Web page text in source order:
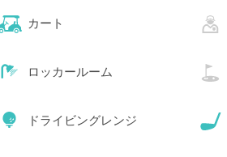
カート
ロッカールーム
ドライビングレンジ